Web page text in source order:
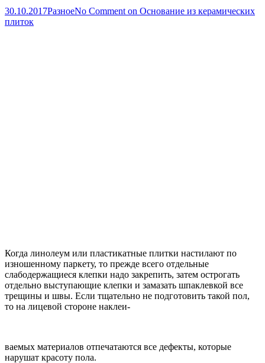
30.10.2017РазноеNo Comment on Основание из керамических
плиток
Когда линолеум или пластикатные плитки настилают по
изношенному паркету, то прежде всего отдельные
слабодержащиеся клепки надо закрепить, затем острогать
отдельно выступающие клепки и замазать шпаклевкой все
трещины и швы. Если тщательно не подготовить такой пол,
то на лицевой стороне наклеи-
ваемых материалов отпечатаются все дефекты, которые
нарушат красоту пола.